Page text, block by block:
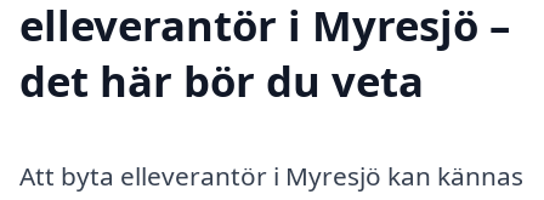
elleverantör i Myresjö –
det här bör du veta
Att byta elleverantör i Myresjö kan kännas